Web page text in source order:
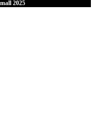
2025